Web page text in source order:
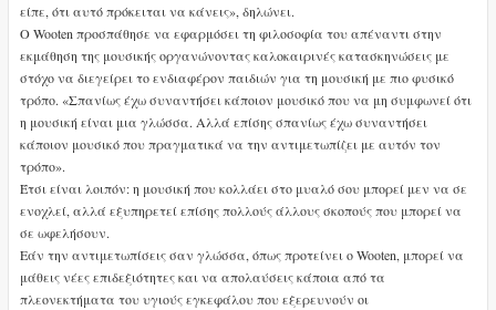
είπε, ότι αυτό πρόκειται να κάνεις», δηλώνει.
Ο Wooten προσπάθησε να εφαρμόσει τη φιλοσοφία του απέναντι στην
εκμάθηση της μουσικής οργανώνοντας καλοκαιρινές κατασκηνώσεις με
στόχο να διεγείρει το ενδιαφέρον παιδιών για τη μουσική με πιο φυσικό
τρόπο. «Σπανίως έχω συναντήσει κάποιον μουσικό που να μη συμφωνεί ότι
η μουσική είναι μια γλώσσα. Αλλά επίσης σπανίως έχω συναντήσει
κάποιον μουσικό που πραγματικά να την αντιμετωπίζει με αυτόν τον
τρόπο».
Έτσι είναι λοιπόν: η μουσική που κολλάει στο μυαλό σου μπορεί μεν να σε
ενοχλεί, αλλά εξυπηρετεί επίσης πολλούς άλλους σκοπούς που μπορεί να
σε ωφελήσουν.
Εάν την αντιμετωπίσεις σαν γλώσσα, όπως προτείνει ο Wooten, μπορεί να
μάθεις νέες επιδεξιότητες και να απολαύσεις κάποια από τα
πλεονεκτήματα του υγιούς εγκεφάλου που εξερευνούν οι